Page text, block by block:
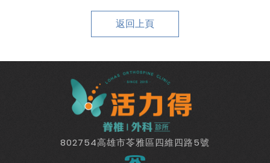
返回上頁
802754高雄市苓雅區四維四路5號